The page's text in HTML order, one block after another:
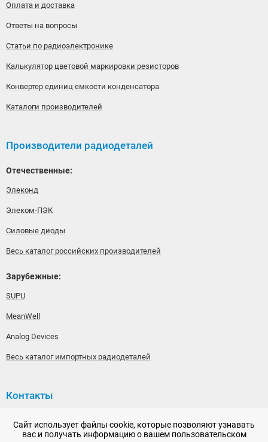
Оплата и доставка
Ответы на вопросы
Статьи по радиоэлектронике
Калькулятор цветовой маркировки резисторов
Конвертер единиц емкости конденсатора
Каталоги производителей
Производители радиодеталей
Отечественные:
Элеконд
Элеком-ПЭК
Силовые диоды
Весь каталог российских производителей
Зарубежные:
SUPU
MeanWell
Analog Devices
Весь каталог импортных радиодеталей
Контакты
192148, г. Санкт-Петербург, Железнодорожный проспект,
дом 36
Сайт использует файлы cookie, которые позволяют узнавать
вас и получать информацию о вашем пользовательском